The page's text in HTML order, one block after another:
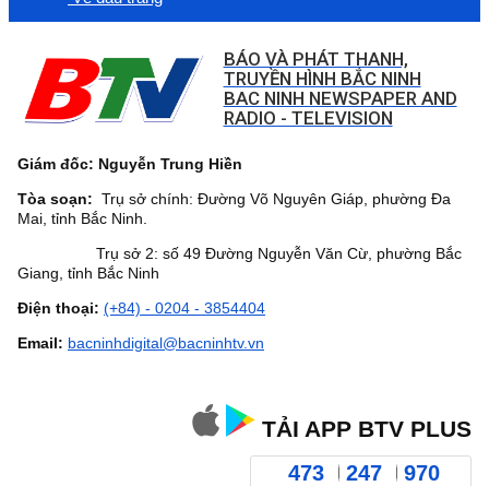
BÁO VÀ PHÁT THANH,
TRUYỀN HÌNH BẮC NINH
BAC NINH NEWSPAPER AND
RADIO - TELEVISION
Giám đốc: Nguyễn Trung Hiền
Tòa soạn: Trụ sở chính: Đường Võ Nguyên Giáp, phường Đa
Mai, tỉnh Bắc Ninh.
Trụ sở 2: số 49 Đường Nguyễn Văn Cừ, phường Bắc
Giang, tỉnh Bắc Ninh
Điện thoại: (+84) - 0204 - 3854404
Email: bacninhdigital@bacninhtv.vn
TẢI APP BTV PLUS
473 247 970